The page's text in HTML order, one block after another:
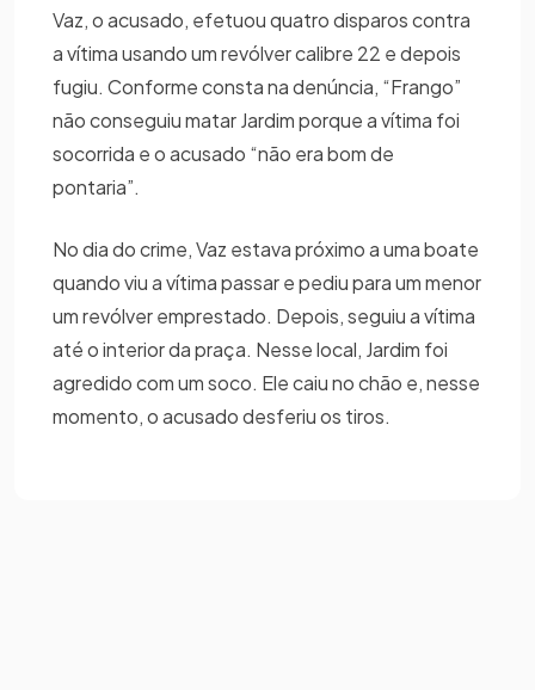
Vaz, o acusado, efetuou quatro disparos contra
a vítima usando um revólver calibre 22 e depois
fugiu. Conforme consta na denúncia, “Frango”
não conseguiu matar Jardim porque a vítima foi
socorrida e o acusado “não era bom de
pontaria”.
No dia do crime, Vaz estava próximo a uma boate
quando viu a vítima passar e pediu para um menor
um revólver emprestado. Depois, seguiu a vítima
até o interior da praça. Nesse local, Jardim foi
agredido com um soco. Ele caiu no chão e, nesse
momento, o acusado desferiu os tiros.